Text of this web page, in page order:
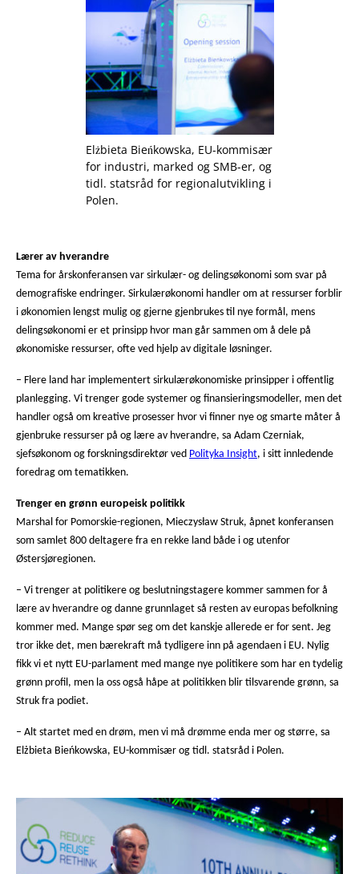
Elżbieta Bieńkowska, EU-kommisær
for industri, marked og SMB-er, og
tidl. statsråd for regionalutvikling i
Polen.
Lærer av hverandre
Tema for årskonferansen var sirkulær- og delingsøkonomi som svar på
demografiske endringer. Sirkulærøkonomi handler om at ressurser forblir
i økonomien lengst mulig og gjerne gjenbrukes til nye formål, mens
delingsøkonomi er et prinsipp hvor man går sammen om å dele på
økonomiske ressurser, ofte ved hjelp av digitale løsninger.
– Flere land har implementert sirkulærøkonomiske prinsipper i offentlig
planlegging. Vi trenger gode systemer og finansieringsmodeller, men det
handler også om kreative prosesser hvor vi finner nye og smarte måter å
gjenbruke ressurser på og lære av hverandre, sa Adam Czerniak,
sjefsøkonom og forskningsdirektør ved Polityka Insight, i sitt innledende
foredrag om tematikken.
Trenger en grønn europeisk politikk
Marshal for Pomorskie-regionen, Mieczysław Struk, åpnet konferansen
som samlet 800 deltagere fra en rekke land både i og utenfor
Østersjøregionen.
– Vi trenger at politikere og beslutningstagere kommer sammen for å
lære av hverandre og danne grunnlaget så resten av europas befolkning
kommer med. Mange spør seg om det kanskje allerede er for sent. Jeg
tror ikke det, men bærekraft må tydligere inn på agendaen i EU. Nylig
fikk vi et nytt EU-parlament med mange nye politikere som har en tydelig
grønn profil, men la oss også håpe at politikken blir tilsvarende grønn, sa
Struk fra podiet.
– Alt startet med en drøm, men vi må drømme enda mer og større, sa
Elżbieta Bieńkowska, EU-kommisær og tidl. statsråd i Polen.